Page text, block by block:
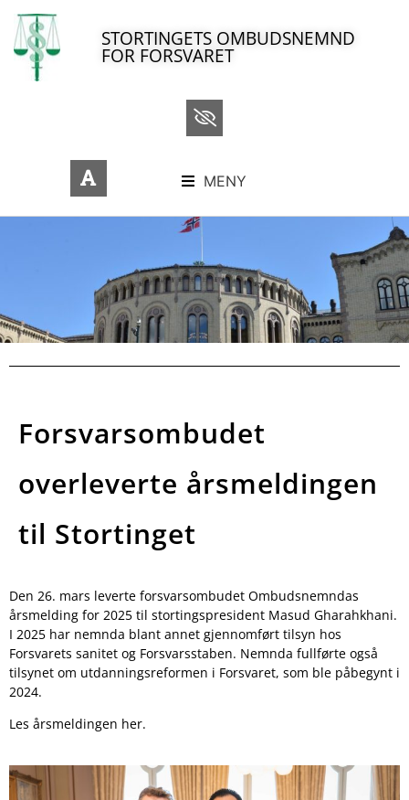
STORTINGETS OMBUDSNEMND
FOR FORSVARET
MENY
Forsvarsombudet
overleverte årsmeldingen
til Stortinget
Den 26. mars leverte forsvarsombudet Ombudsnemndas
årsmelding for 2025 til stortingspresident Masud Gharahkhani.
I 2025 har nemnda blant annet gjennomført tilsyn hos
Forsvarets sanitet og Forsvarsstaben. Nemnda fullførte også
tilsynet om utdanningsreformen i Forsvaret, som ble påbegynt i
2024.
Les årsmeldingen her.